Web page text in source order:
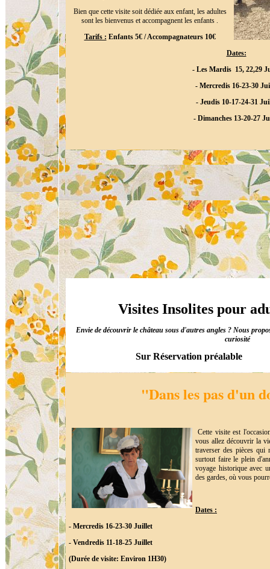
Bien que cette visite soit dédiée aux enfant, les adultes
sont les bienvenus et accompagnent les enfants .
Tarifs : Enfants 5€ / Accompagnateurs 10€
Dates:
- Les Mardis 15, 22,29
- Mercredis 16-23-30
- Jeudis 10-17-24-31
- Dimanches 13-20-27
Visites Insolites pour
Envie de découvrir le château sous d'autres angles ? Nous
curiosité
Sur Réservation préalable
"Dans les pas d'un
Cette visite est
vous allez découvrir la
traverser des pièces qui
surtout faire le plein
voyage historique avec
des gardes, où vous
Dates :
- Mercredis 16-23-30 Juillet
- Vendredis 11-18-25 Juillet
(Durée de visite: Environ 1H30)